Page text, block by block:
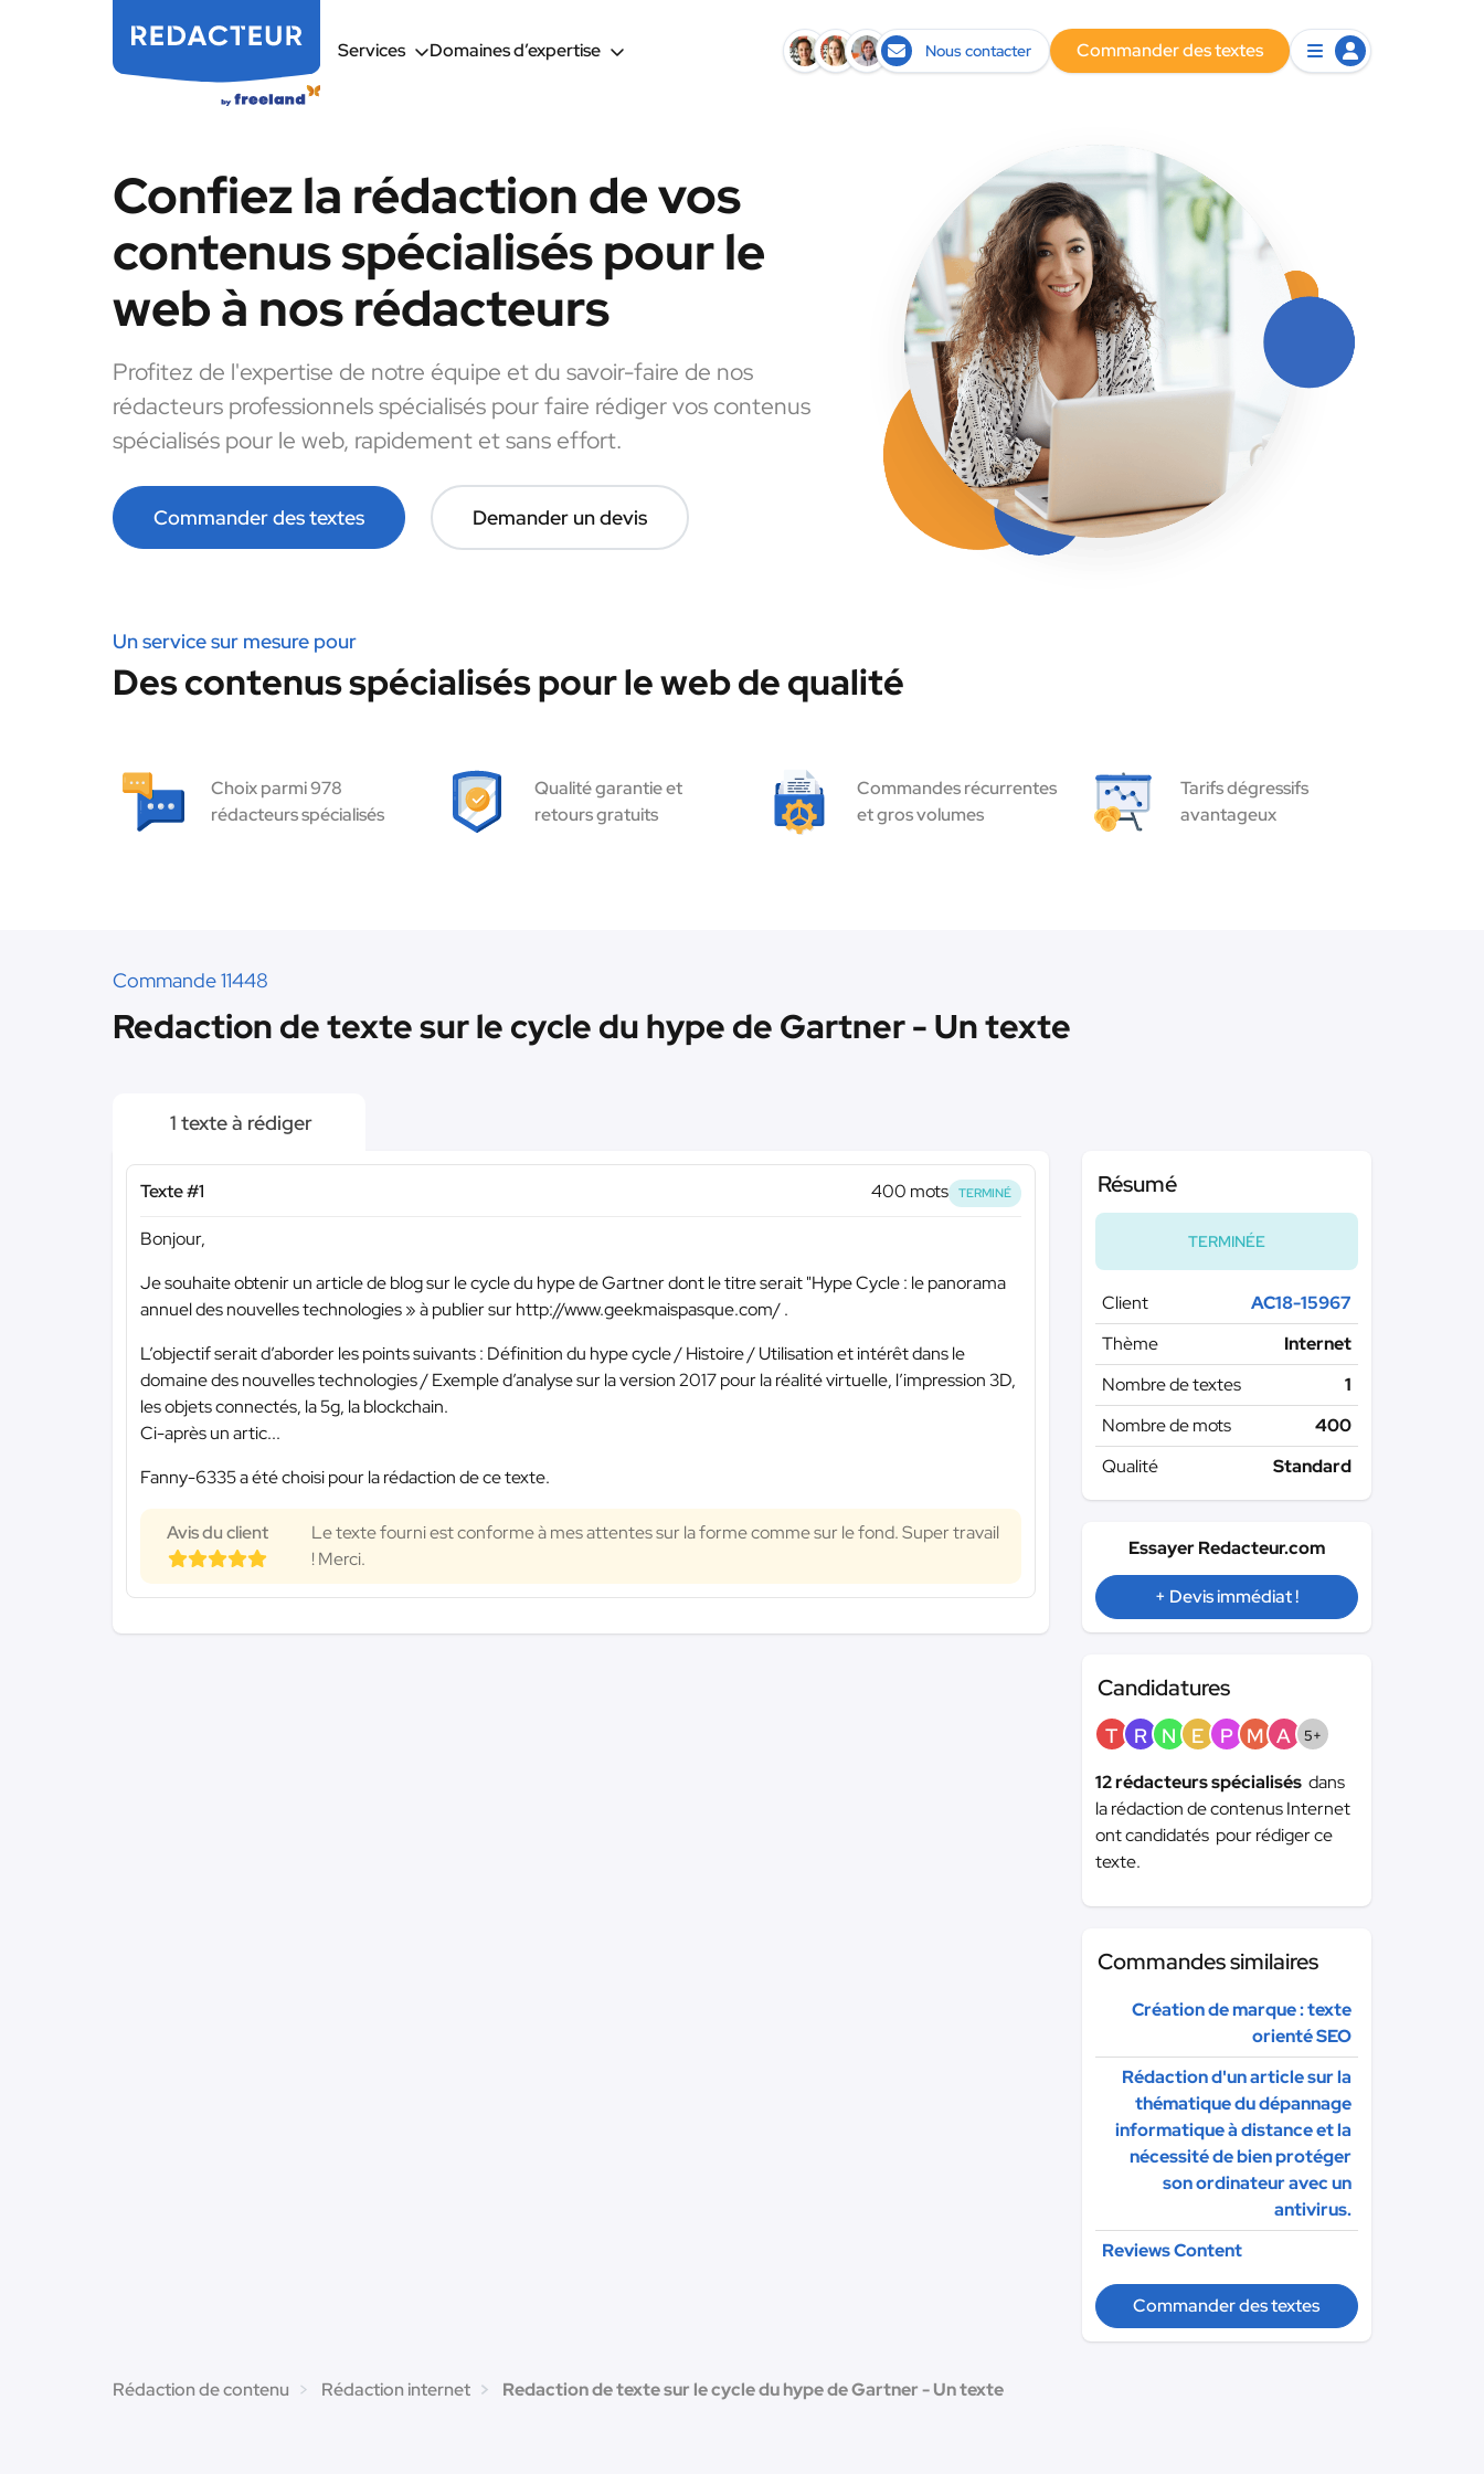
Services Domaines d’expertise Nous contacter Commander des textes
Confiez la rédaction de vos
contenus spécialisés pour le
web à nos rédacteurs
Profitez de l'expertise de notre équipe et du savoir-faire de nos
rédacteurs professionnels spécialisés pour faire rédiger vos contenus
spécialisés pour le web, rapidement et sans effort.
Commander des textes Demander un devis
Un service sur mesure pour
Des contenus spécialisés pour le web de qualité
Choix parmi 978
rédacteurs spécialisés
Qualité garantie et
retours gratuits
Commandes récurrentes
et gros volumes
Tarifs dégressifs
avantageux
Commande 11448
Redaction de texte sur le cycle du hype de Gartner - Un texte
1 texte à rédiger
Texte #1 400 mots TERMINÉ
Bonjour,
Je souhaite obtenir un article de blog sur le cycle du hype de Gartner dont le titre serait "Hype Cycle : le panorama
annuel des nouvelles technologies » à publier sur http://www.geekmaispasque.com/ .
L’objectif serait d’aborder les points suivants : Définition du hype cycle / Histoire / Utilisation et intérêt dans le
domaine des nouvelles technologies / Exemple d’analyse sur la version 2017 pour la réalité virtuelle, l’impression 3D,
les objets connectés, la 5g, la blockchain.
Ci-après un artic...
Fanny-6335 a été choisi pour la rédaction de ce texte.
Avis du client
Le texte fourni est conforme à mes attentes sur la forme comme sur le fond. Super travail
! Merci.
Résumé
TERMINÉE
Client
AC18-15967
Thème
Internet
Nombre de textes
1
Nombre de mots
400
Qualité
Standard
Essayer Redacteur.com
+ Devis immédiat !
Candidatures
T R N E P M A 5+
12 rédacteurs spécialisés dans
la rédaction de contenus Internet
ont candidatés pour rédiger ce
texte.
Commandes similaires
Création de marque : texte
orienté SEO
Rédaction d'un article sur la
thématique du dépannage
informatique à distance et la
nécessité de bien protéger
son ordinateur avec un
antivirus.
Reviews Content
Commander des textes
Rédaction de contenu Rédaction internet Redaction de texte sur le cycle du hype de Gartner - Un texte